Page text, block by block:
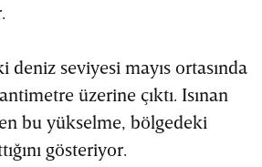
seviyesi mayıs ortasında
üzerine çıktı. Isınan
bu yükselme, bölgedeki
gösteriyor.